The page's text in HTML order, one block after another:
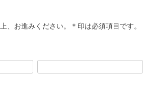
、お進みください。＊印は必須項目です。